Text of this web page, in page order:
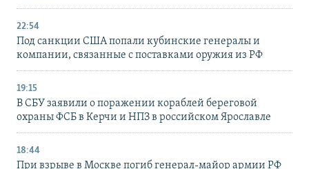
22:54
Под санкции США попали кубинские генералы и
компании, связанные с поставками оружия из РФ
19:15
В СБУ заявили о поражении кораблей береговой
охраны ФСБ в Керчи и НПЗ в российском Ярославле
18:44
При взрыве в Москве погиб генерал-майор армии РФ